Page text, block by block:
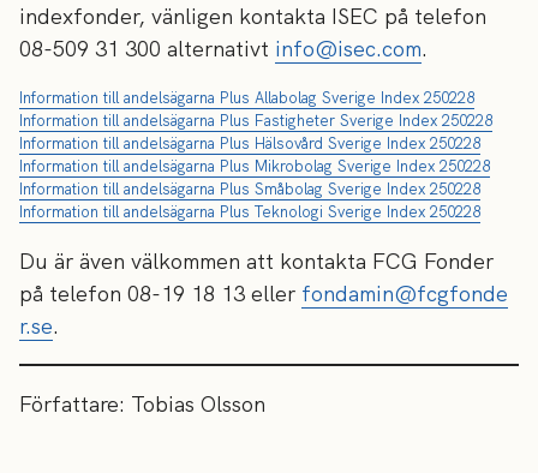
indexfonder, vänligen kontakta ISEC på telefon
08-509 31 300 alternativt info@isec.com.
Information till andelsägarna Plus Allabolag Sverige Index 250228
Information till andelsägarna Plus Fastigheter Sverige Index 250228
Information till andelsägarna Plus Hälsovård Sverige Index 250228
Information till andelsägarna Plus Mikrobolag Sverige Index 250228
Information till andelsägarna Plus Småbolag Sverige Index 250228
Information till andelsägarna Plus Teknologi Sverige Index 250228
Du är även välkommen att kontakta FCG Fonder
på telefon 08-19 18 13 eller fondamin@fcgfonde
r.se.
Författare: Tobias Olsson